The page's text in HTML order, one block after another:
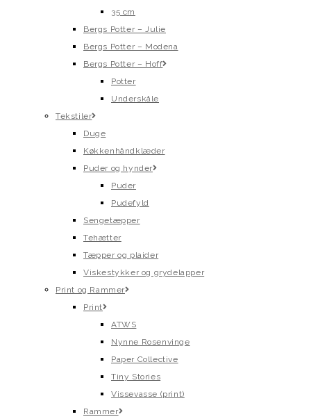
35 cm
Bergs Potter – Julie
Bergs Potter – Modena
Bergs Potter – Hoff
Potter
Underskåle
Tekstiler
Duge
Køkkenhåndklæder
Puder og hynder
Puder
Pudefyld
Sengetæpper
Tehætter
Tæpper og plaider
Viskestykker og grydelapper
Print og Rammer
Print
ATWS
Nynne Rosenvinge
Paper Collective
Tiny Stories
Vissevasse (print)
Rammer